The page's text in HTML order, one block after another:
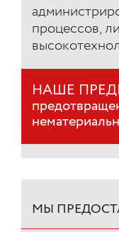
процессов,
НАШЕ
МЫ